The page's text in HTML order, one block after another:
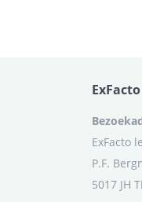
ExFacto
P.F.
5017 JH